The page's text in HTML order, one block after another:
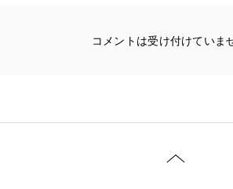
コメントは受け付けていま